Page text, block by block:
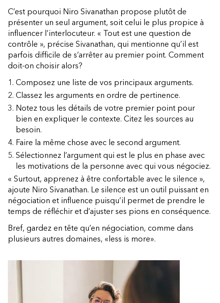
C’est pourquoi Niro Sivanathan propose plutôt de
présenter un seul argument, soit celui le plus propice à
influencer l’interlocuteur. « Tout est une question de
contrôle », précise Sivanathan, qui mentionne qu’il est
parfois difficile de s’arrêter au premier point. Comment
doit-on choisir alors?
Composez une liste de vos principaux arguments.
Classez les arguments en ordre de pertinence.
Notez tous les détails de votre premier point pour
bien en expliquer le contexte. Citez les sources au
besoin.
Faire la même chose avec le second argument.
Sélectionnez l’argument qui est le plus en phase avec
les motivations de la personne avec qui vous négociez.
« Surtout, apprenez à être confortable avec le silence »,
ajoute Niro Sivanathan. Le silence est un outil puissant en
négociation et influence puisqu’il permet de prendre le
temps de réfléchir et d’ajuster ses pions en conséquence.
Bref, gardez en tête qu’en négociation, comme dans
plusieurs autres domaines, «less is more».